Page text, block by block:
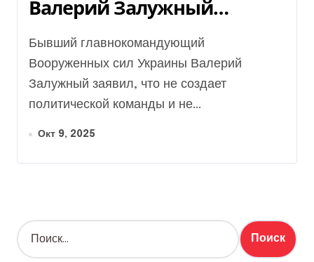
Валерий Залужный
прокомментировал
возможное участие
Бывший главнокомандующий
Вооруженных сил Украины Валерий
Залужный заявил, что не создает
политической команды и не...
Окт 9, 2025
Н
а